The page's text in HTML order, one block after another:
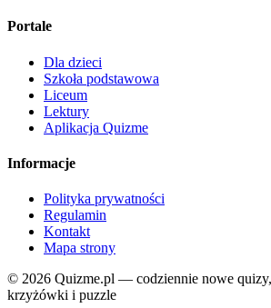
Portale
Dla dzieci
Szkoła podstawowa
Liceum
Lektury
Aplikacja Quizme
Informacje
Polityka prywatności
Regulamin
Kontakt
Mapa strony
© 2026 Quizme.pl — codziennie nowe
krzyżówki i puzzle